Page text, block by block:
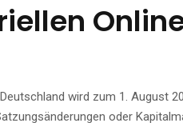
wird zum 1. August
oder